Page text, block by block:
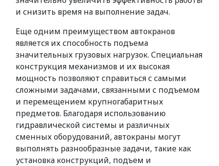
и снизить время на выполнение задач.
Еще одним преимуществом автокранов
является их способность подъема
значительных грузовых нагрузок. Специальная
конструкция механизмов и их высокая
мощность позволяют справиться с самыми
сложными задачами, связанными с подъемом
и перемещением крупногабаритных
предметов. Благодаря использованию
гидравлической системы и различных
сменных оборудований, автокраны могут
выполнять разнообразные задачи, такие как
установка конструкций, подъем и